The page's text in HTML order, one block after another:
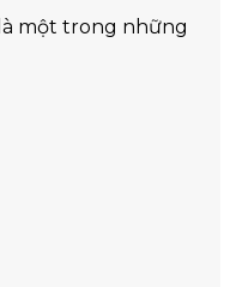
một trong những